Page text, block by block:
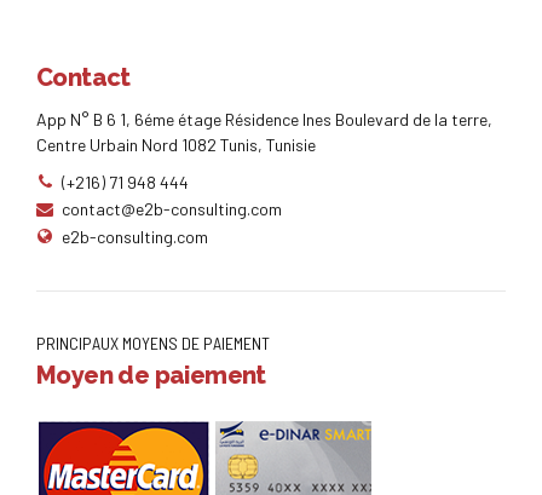
Contact
App N° B 6 1, 6éme étage Résidence Ines Boulevard de la terre,
Centre Urbain Nord 1082 Tunis, Tunisie
(+216) 71 948 444
contact@e2b-consulting.com
e2b-consulting.com
PRINCIPAUX MOYENS DE PAIEMENT
Moyen de paiement